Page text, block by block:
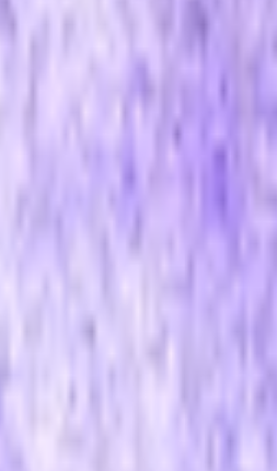
мех длинный режущий
для детейлинга.